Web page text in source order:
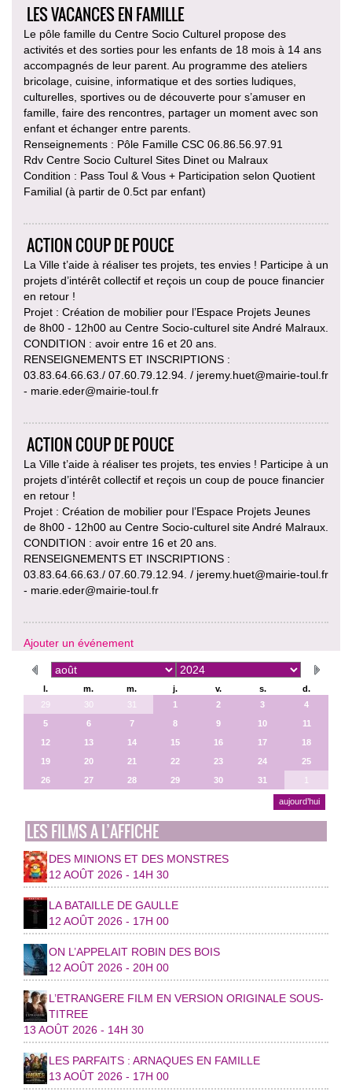
LES VACANCES EN FAMILLE
Le pôle famille du Centre Socio Culturel propose des
activités et des sorties pour les enfants de 18 mois à 14 ans
accompagnés de leur parent. Au programme des ateliers
bricolage, cuisine, informatique et des sorties ludiques,
culturelles, sportives ou de découverte pour s’amuser en
famille, faire des rencontres, partager un moment avec son
enfant et échanger entre parents.
Renseignements : Pôle Famille CSC 06.86.56.97.91
Rdv Centre Socio Culturel Sites Dinet ou Malraux
Condition : Pass Toul & Vous + Participation selon Quotient
Familial (à partir de 0.5ct par enfant)
ACTION COUP DE POUCE
La Ville t’aide à réaliser tes projets, tes envies ! Participe à un
projets d’intérêt collectif et reçois un coup de pouce financier
en retour !
Projet : Création de mobilier pour l’Espace Projets Jeunes
de 8h00 - 12h00 au Centre Socio-culturel site André Malraux.
CONDITION : avoir entre 16 et 20 ans.
RENSEIGNEMENTS ET INSCRIPTIONS :
03.83.64.66.63./ 07.60.79.12.94. / jeremy.huet@mairie-toul.fr
- marie.eder@mairie-toul.fr
ACTION COUP DE POUCE
La Ville t’aide à réaliser tes projets, tes envies ! Participe à un
projets d’intérêt collectif et reçois un coup de pouce financier
en retour !
Projet : Création de mobilier pour l’Espace Projets Jeunes
de 8h00 - 12h00 au Centre Socio-culturel site André Malraux.
CONDITION : avoir entre 16 et 20 ans.
RENSEIGNEMENTS ET INSCRIPTIONS :
03.83.64.66.63./ 07.60.79.12.94. / jeremy.huet@mairie-toul.fr
- marie.eder@mairie-toul.fr
Ajouter un événement
l. m. m. j. v. s.
d.
29
30 31 1 2 3
4
5
6 7 8 9 10
11
12
13 14 15 16 17
18
19
20 21 22 23 24
25
26
27 28 29 30 31
aujourd’hui
LES FILMS A L’AFFICHE
DES MINIONS ET DES MONSTRES
12 AOÛT 2026 - 14H 30
LA BATAILLE DE GAULLE
12 AOÛT 2026 - 17H 00
ON L’APPELAIT ROBIN DES BOIS
12 AOÛT 2026 - 20H 00
L’ETRANGERE FILM EN VERSION ORIGINALE SOUS-
TITREE
13 AOÛT 2026 - 14H 30
LES PARFAITS : ARNAQUES EN FAMILLE
13 AOÛT 2026 - 17H 00